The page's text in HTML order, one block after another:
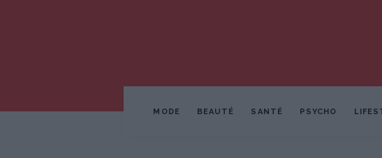
MODE BEAUTÉ SANTÉ PSYCHO